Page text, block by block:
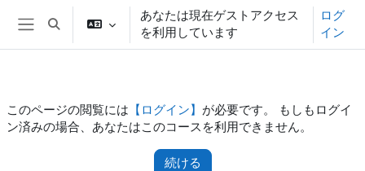
メインコンテンツへスキップする
サイドパネル
検索入力に切り替える
あなたは現在ゲストアクセス
を利用しています
ログ
イン
このページの閲覧には 【ログイン】 が必要です。 もしもログイ
ン済みの場合、あなたはこのコースを利用できません。
続ける